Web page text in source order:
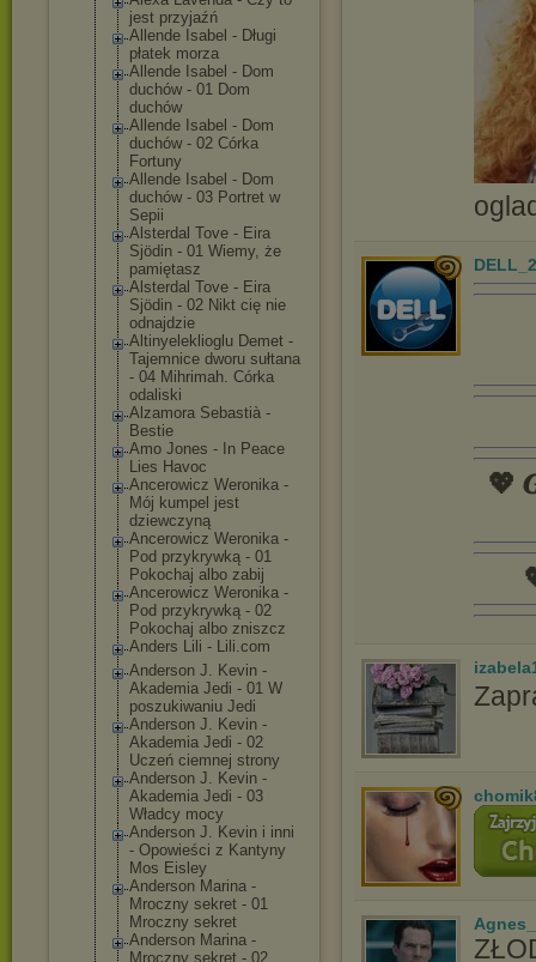
jest przyjaźń
Allende Isabel - Długi
płatek morza
Allende Isabel - Dom
duchów - 01 Dom
duchów
Allende Isabel - Dom
duchów - 02 Córka
Fortuny
Allende Isabel - Dom
duchów - 03 Portret w
Sepii
Alsterdal Tove - Eira
Sjödin - 01 Wiemy, że
pamiętasz
Alsterdal Tove - Eira
Sjödin - 02 Nikt cię nie
odnajdzie
Altinyelekliog lu Demet -
Tajemnice dworu sułtana
- 04 Mihrimah. Córka
odaliski
Alzamora Sebastià -
Bestie
Amo Jones - In Peace
Lies Havoc
Ancerowicz Weronika -
Mój kumpel jest
dziewczyną
Ancerowicz Weronika -
Pod przykrywką - 01
Pokochaj albo zabij
Ancerowicz Weronika -
Pod przykrywką - 02
Pokochaj albo zniszcz
Anders Lili - Lili.com
Anderson J. Kevin -
Akademia Jedi - 01 W
poszukiwaniu Jedi
Anderson J. Kevin -
Akademia Jedi - 02
Uczeń ciemnej strony
Anderson J. Kevin -
Akademia Jedi - 03
Władcy mocy
Anderson J. Kevin i inni
- Opowieści z Kantyny
Mos Eisley
Anderson Marina -
Mroczny sekret - 01
Mroczny sekret
Anderson Marina -
Mroczny sekret - 02
💖